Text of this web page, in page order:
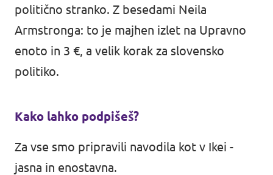
politično stranko. Z besedami Neila
Armstronga: to je majhen izlet na Upravno
enoto in 3 €, a velik korak za slovensko
politiko.
Kako lahko podpišeš?
Za vse smo pripravili navodila kot v Ikei -
jasna in enostavna.